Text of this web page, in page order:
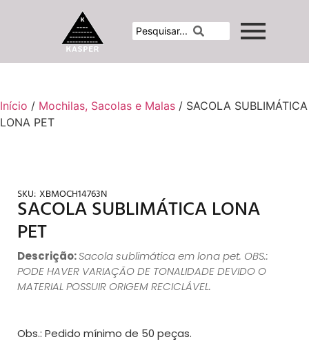
Início / Mochilas, Sacolas e Malas / SACOLA SUBLIMÁTICA
LONA PET
SKU: XBMOCH14763N
SACOLA SUBLIMÁTICA LONA
PET
Descrição:Sacola sublimática em lona pet. OBS.:
PODE HAVER VARIAÇÃO DE TONALIDADE DEVIDO O
MATERIAL POSSUIR ORIGEM RECICLÁVEL.
Obs.: Pedido mínimo de 50 peças.